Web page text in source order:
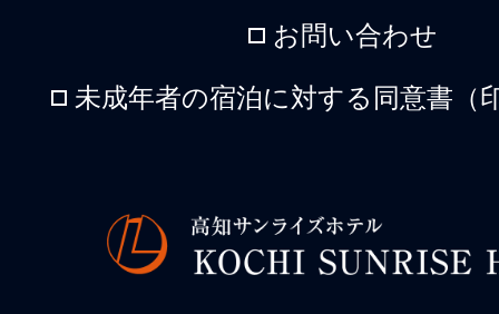
お問い合わせ
未成年者の宿泊に対する同意書（